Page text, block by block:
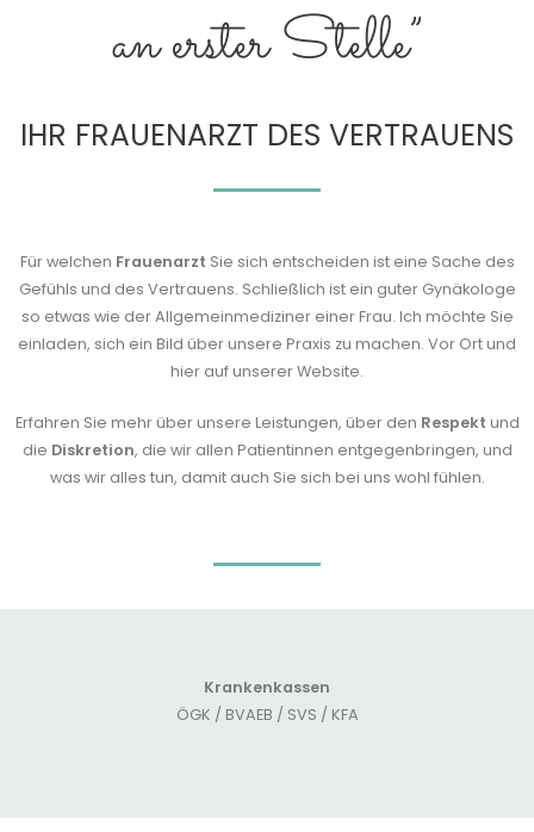
an erster Stelle”
IHR FRAUENARZT DES VERTRAUENS
Für welchen Frauenarzt Sie sich entscheiden ist eine Sache des
Gefühls und des Vertrauens. Schließlich ist ein guter Gynäkologe
so etwas wie der Allgemeinmediziner einer Frau. Ich möchte Sie
einladen, sich ein Bild über unsere Praxis zu machen. Vor Ort und
hier auf unserer Website.
Erfahren Sie mehr über unsere Leistungen, über den Respekt und
die Diskretion, die wir allen Patientinnen entgegenbringen, und
was wir alles tun, damit auch Sie sich bei uns wohl fühlen.
Krankenkassen
ÖGK / BVAEB / SVS / KFA